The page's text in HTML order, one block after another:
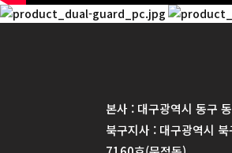
본사 : 대구광역시 동구
북구지사 : 대구광역시